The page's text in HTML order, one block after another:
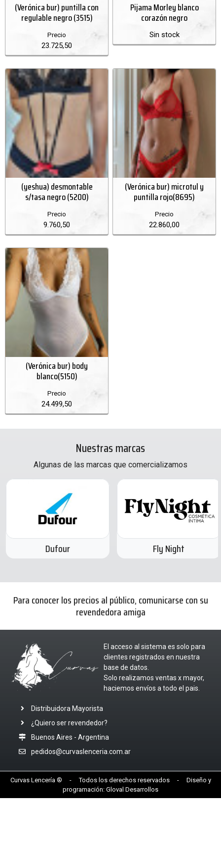
(Verónica bur) puntilla con
regulable negro (3515)
Precio
23.725,50
Pijama Morley blanco
corazón negro
Sin stock
(yeshua) desmontable
s/tasa negro (5200)
Precio
9.760,50
(Verónica bur) microtul y
puntilla rojo(8695)
Precio
22.860,00
(Verónica bur) body
blanco(5150)
Precio
24.499,50
Nuestras marcas
Algunas de las marcas que comercializamos
Dufour Fly Night
Para conocer los precios al público, comunicarse con su
revendedora amiga
El acceso al sistema es solo para
clientes registrados en nuestra
base de datos.
Solo realizamos ventas x mayor,
haciemos envíos a todo el pais.
Distribuidora Mayorista
¿Quiero ser revendedor?
Buenos Aires - Argentina
pedidos@curvaslenceria.com.ar
Curvas Lencería ® - Todos los derechos reservados - Diseño y
programación: Gloval Desarrollos